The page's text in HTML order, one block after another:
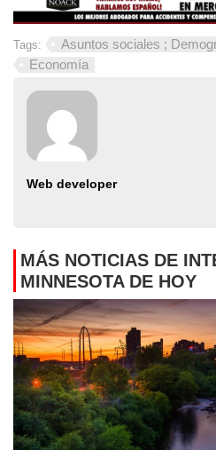
Tags: Asuntos sociales ;
Economía
Web developer
MÁS NOTICIAS DE
MINNESOTA DE HOY